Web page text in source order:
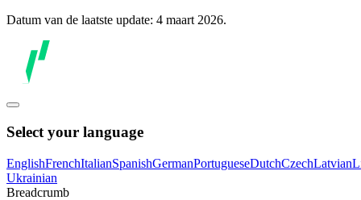
Datum van de laatste update: 4 maart 2026.
Select your language
EnglishFrenchItalianSpanishGermanPortugueseDutchCzechLatvian
Ukrainian
Breadcrumb